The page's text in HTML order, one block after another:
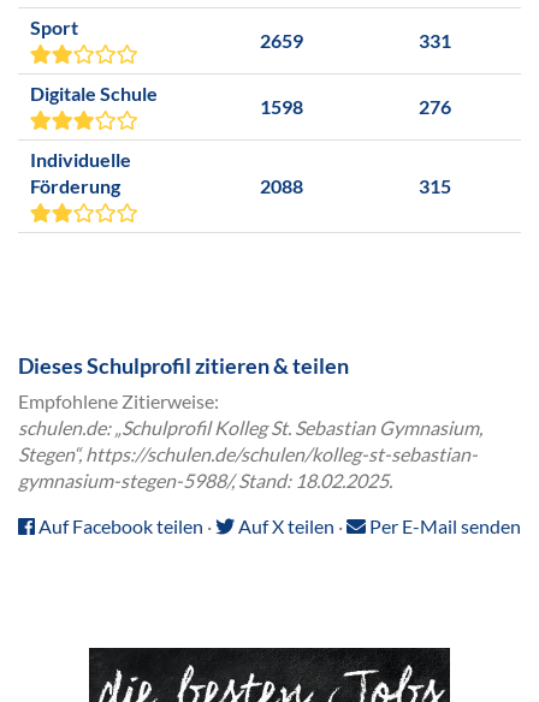
Sport
2659 331
Digitale Schule
1598 276
Individuelle
Förderung
2088 315
Dieses Schulprofil zitieren & teilen
Empfohlene Zitierweise:
schulen.de: „Schulprofil Kolleg St. Sebastian Gymnasium,
Stegen“, https://schulen.de/schulen/kolleg-st-sebastian-
gymnasium-stegen-5988/, Stand: 18.02.2025.
Auf Facebook teilen · Auf X teilen · Per E-Mail senden